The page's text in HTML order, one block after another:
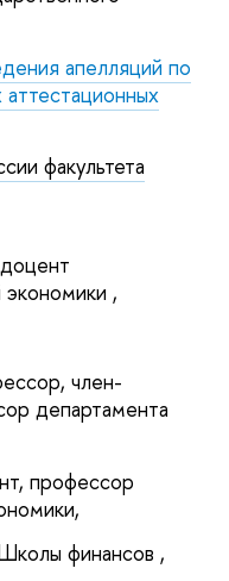
апелляций по
аттестационных
факультета
,
член-
департамента
профессор
финансов ,